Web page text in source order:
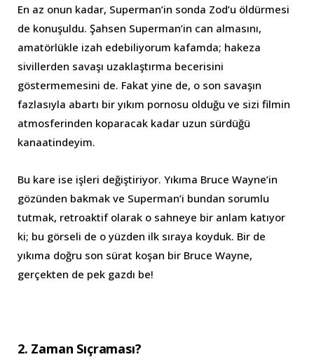
En az onun kadar, Superman’in sonda Zod’u öldürmesi
de konuşuldu. Şahsen Superman’in can almasını,
amatörlükle izah edebiliyorum kafamda; hakeza
sivillerden savaşı uzaklaştırma becerisini
göstermemesini de. Fakat yine de, o son savaşın
fazlasıyla abartı bir yıkım pornosu olduğu ve sizi filmin
atmosferinden koparacak kadar uzun sürdüğü
kanaatindeyim.
Bu kare ise işleri değiştiriyor. Yıkıma Bruce Wayne’in
gözünden bakmak ve Superman’i bundan sorumlu
tutmak, retroaktif olarak o sahneye bir anlam katıyor
ki; bu görseli de o yüzden ilk sıraya koyduk. Bir de
yıkıma doğru son sürat koşan bir Bruce Wayne,
gerçekten de pek gazdı be!
2. Zaman Sıçraması?